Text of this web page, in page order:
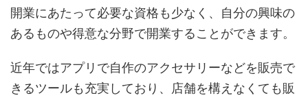
開業にあたって必要な資格も少なく、自分の興味の
あるものや得意な分野で開業することができます。
近年ではアプリで自作のアクセサリーなどを販売で
きるツールも充実しており、店舗を構えなくても販